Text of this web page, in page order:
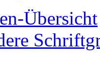
Übersicht